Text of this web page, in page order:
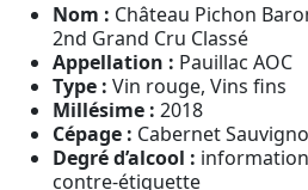
Nom : Château Pichon
2nd Grand Cru Classé
Appellation : Pauillac AOC
Type : Vin rouge, Vins fins
Millésime : 2018
Cépage : Cabernet
Degré d’alcool :
contre-étiquette